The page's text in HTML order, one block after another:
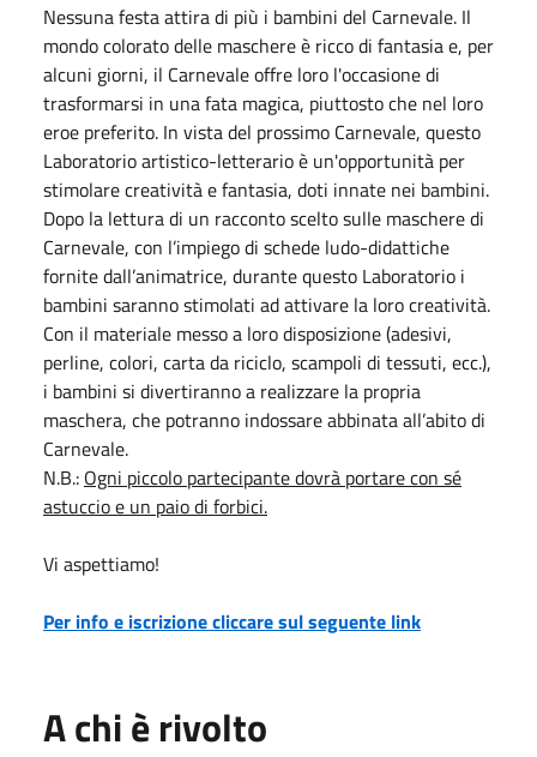
Nessuna festa attira di più i bambini del Carnevale. Il
mondo colorato delle maschere è ricco di fantasia e, per
alcuni giorni, il Carnevale offre loro l'occasione di
trasformarsi in una fata magica, piuttosto che nel loro
eroe preferito. In vista del prossimo Carnevale, questo
Laboratorio artistico-letterario è un'opportunità per
stimolare creatività e fantasia, doti innate nei bambini.
Dopo la lettura di un racconto scelto sulle maschere di
Carnevale, con l’impiego di schede ludo-didattiche
fornite dall’animatrice, durante questo Laboratorio i
bambini saranno stimolati ad attivare la loro creatività.
Con il materiale messo a loro disposizione (adesivi,
perline, colori, carta da riciclo, scampoli di tessuti, ecc.),
i bambini si divertiranno a realizzare la propria
maschera, che potranno indossare abbinata all’abito di
Carnevale.
N.B.: Ogni piccolo partecipante dovrà portare con sé
astuccio e un paio di forbici.
Vi aspettiamo!
Per info e iscrizione cliccare sul seguente link
A chi è rivolto